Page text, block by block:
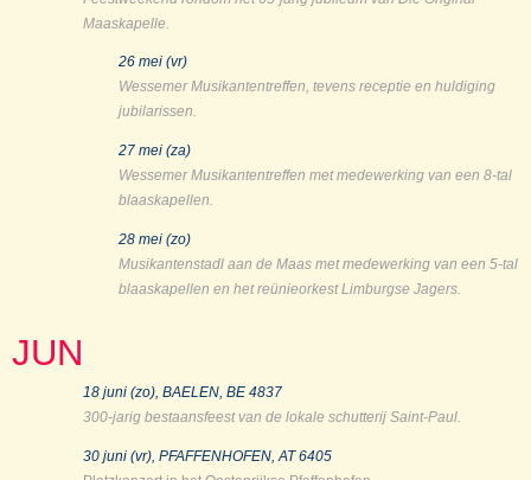
Maaskapelle.
26 mei (vr)
Wessemer Musikantentreffen, tevens receptie en huldiging
jubilarissen.
27 mei (za)
Wessemer Musikantentreffen met medewerking van een 8-tal
blaaskapellen.
28 mei (zo)
Musikantenstadl aan de Maas met medewerking van een 5-tal
blaaskapellen en het reünieorkest Limburgse Jagers.
JUN
18 juni (zo), BAELEN, BE 4837
300-jarig bestaansfeest van de lokale schutterij Saint-Paul.
30 juni (vr), PFAFFENHOFEN, AT 6405